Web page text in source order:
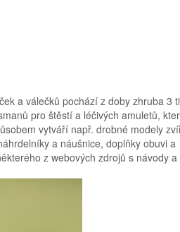
a válečků pochází z doby zhruba 3
pro štěstí a léčivých amuletů,
vytváří např. drobné modely
a náušnice, doplňky obuvi a
z webových zdrojů s návody a